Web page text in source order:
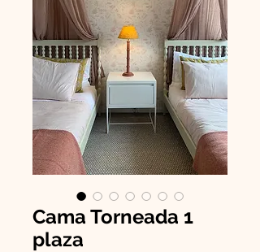
Cama Torneada 1
plaza